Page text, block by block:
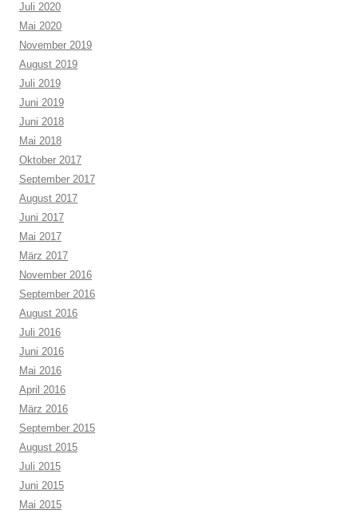
Juli 2020
Mai 2020
November 2019
August 2019
Juli 2019
Juni 2019
Juni 2018
Mai 2018
Oktober 2017
September 2017
August 2017
Juni 2017
Mai 2017
März 2017
November 2016
September 2016
August 2016
Juli 2016
Juni 2016
Mai 2016
April 2016
März 2016
September 2015
August 2015
Juli 2015
Juni 2015
Mai 2015